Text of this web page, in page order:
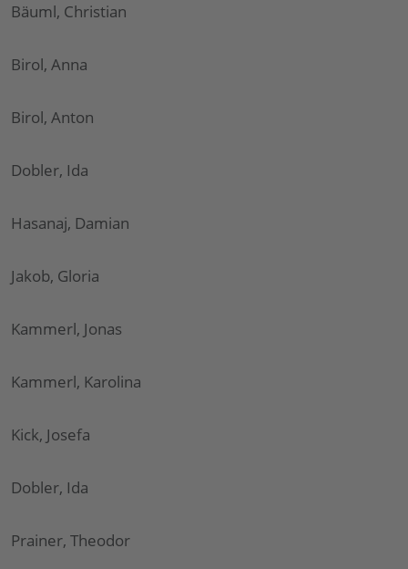
Bäuml, Christian
Birol, Anna
Birol, Anton
Dobler, Ida
Hasanaj, Damian
Jakob, Gloria
Kammerl, Jonas
Kammerl, Karolina
Kick, Josefa
Dobler, Ida
Prainer, Theodor